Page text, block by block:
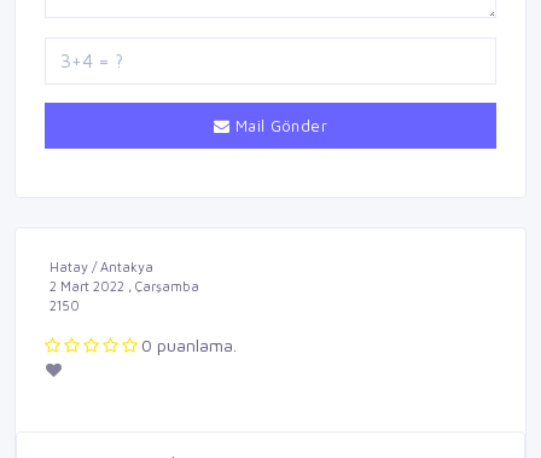
Mail Gönder
Hatay / Antakya
2 Mart 2022 , Çarşamba
2150
0 puanlama.